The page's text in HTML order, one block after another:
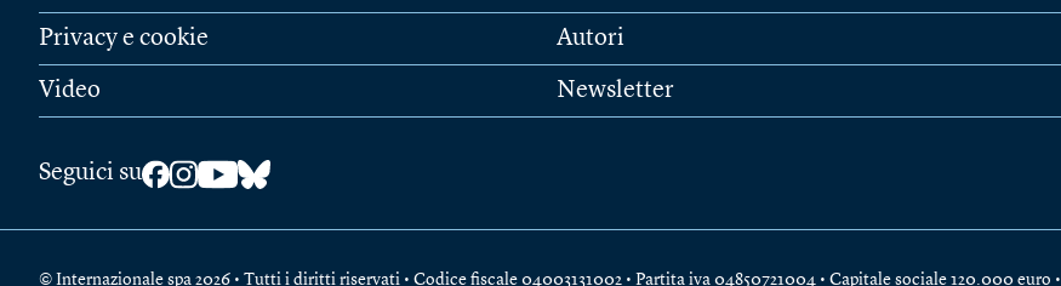
Privacy e cookie
Video
Autori
Newsletter
Seguici su
© Internazionale spa 2026 • Tutti i diritti riservati • Codice fiscale 04003131002 • Partita iva 04850721004 • Capitale sociale 120.000 euro •